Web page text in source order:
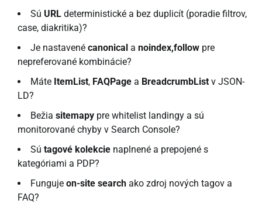
Sú URL deterministické a bez duplicít (poradie filtrov,
case, diakritika)?
Je nastavené canonical a noindex,follow pre
nepreferované kombinácie?
Máte ItemList, FAQPage a BreadcrumbList v JSON-
LD?
Bežia sitemapy pre whitelist landingy a sú
monitorované chyby v Search Console?
Sú tagové kolekcie naplnené a prepojené s
kategóriami a PDP?
Funguje on-site search ako zdroj nových tagov a
FAQ?